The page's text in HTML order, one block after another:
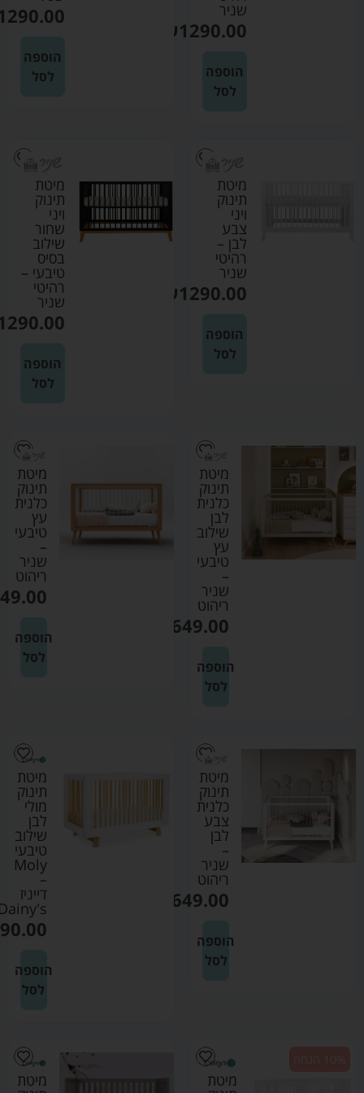
שניר
₪1290.00
הוספה
לסל
הוספה
לסל
מיטת
תינוק
ויני
צבע
לבן –
רהיטי
שניר
₪1290.00
הוספה
לסל
מיטת
תינוק
ויני
שחור
שילוב
בסיס
טיבעי –
רהיטי
שניר
הוספה
לסל
מיטת
תינוק
כלנית
לבן
שילוב
עץ
טיבעי
–
שניר
ריהוט
1649.00
הוספה
לסל
מיטת
תינוק
כלנית
עץ
טיבעי
–
שניר
ריהוט
הוספה
לסל
מיטת
תינוק
כלנית
צבע
לבן
–
שניר
ריהוט
1649.00
הוספה
לסל
מיטת
תינוק
מולי
לבן
שילוב
טיבעי
Moly
–
דייניז
הוספה
לסל
מיטת מיטת